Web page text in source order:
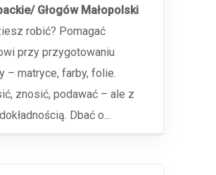
Głogów Małopolski
robić? Pomagać
przy przygotowaniu
– matryce, farby, folie.
znosić, podawać – ale z
Dbać o...